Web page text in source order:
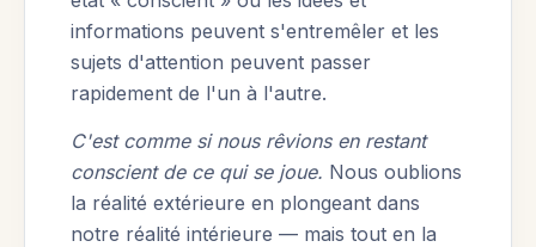
informations peuvent s'entremêler et les
sujets d'attention peuvent passer
rapidement de l'un à l'autre.
C'est comme si nous rêvions en restant
conscient de ce qui se joue. Nous oublions
la réalité extérieure en plongeant dans
notre réalité intérieure — mais tout en la